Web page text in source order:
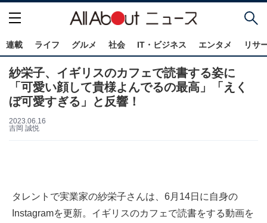
連載 ライフ グルメ 社会 IT・ビジネス エンタメ リサ
紗栄子、イギリスのカフェで読書する姿に
「可愛い顔して貴様よんでるの最高」「えく
ぼ可愛すぎる」と反響！
2023.06.16
吉岡 誠悦
タレントで実業家の紗栄子さんは、6月14日に自身の
Instagramを更新。イギリスのカフェで読書をする動画を